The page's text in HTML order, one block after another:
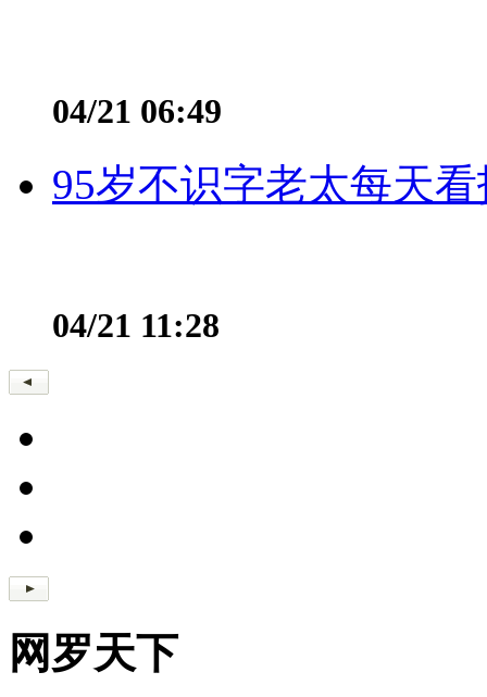
04/21 06:49
95岁不识字老太每天
04/21 11:28
网罗天下